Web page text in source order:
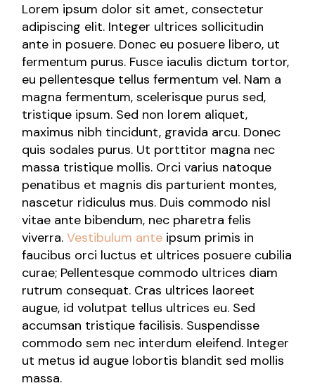
Lorem ipsum dolor sit amet, consectetur
adipiscing elit. Integer ultrices sollicitudin
ante in posuere. Donec eu posuere libero, ut
fermentum purus. Fusce iaculis dictum tortor,
eu pellentesque tellus fermentum vel. Nam a
magna fermentum, scelerisque purus sed,
tristique ipsum. Sed non lorem aliquet,
maximus nibh tincidunt, gravida arcu. Donec
quis sodales purus. Ut porttitor magna nec
massa tristique mollis. Orci varius natoque
penatibus et magnis dis parturient montes,
nascetur ridiculus mus. Duis commodo nisl
vitae ante bibendum, nec pharetra felis
viverra.Vestibulum ante ipsum primis in
faucibus orci luctus et ultrices posuere cubilia
curae; Pellentesque commodo ultrices diam
rutrum consequat. Cras ultrices laoreet
augue, id volutpat tellus ultrices eu. Sed
accumsan tristique facilisis. Suspendisse
commodo sem nec interdum eleifend. Integer
ut metus id augue lobortis blandit sed mollis
massa.